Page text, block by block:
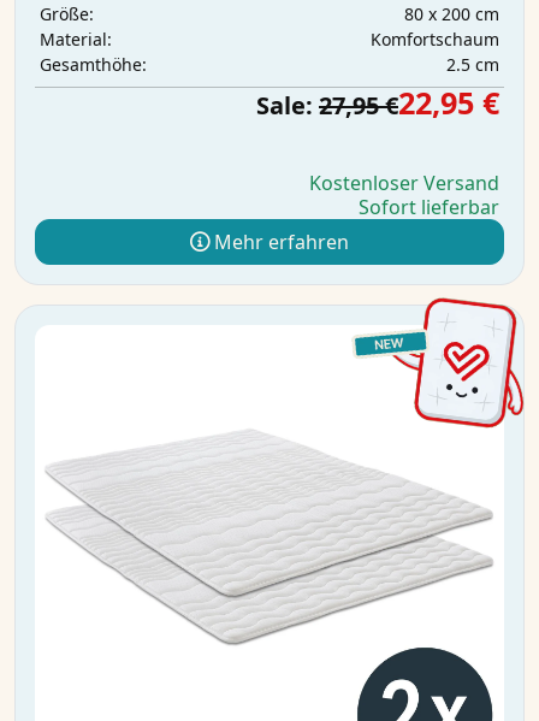
Größe:
80 x 200 cm
Material:
Komfortschaum
Gesamthöhe:
2.5 cm
Sale: 27,95 €22,95 €
Kostenloser Versand
Sofort lieferbar
Mehr erfahren